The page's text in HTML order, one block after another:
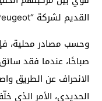
القديم لشركة “Peugeot”.
وحسب مصادر محلية،
صباحًا، عندما فقد
الانحراف عن الطريق
الحديدي، الأمر